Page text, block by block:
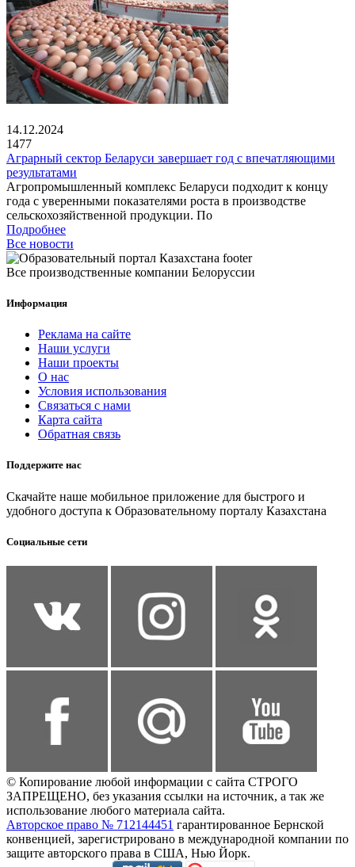
14.12.2024
1477
Аграрный сектор Беларуси завершает год с впечатляющими
результатами
Агропромышленный комплекс Беларуси подходит к концу
года с уверенными показателями роста в производстве
сельскохозяйственной продукции. По
Подробнее
Все новости
Все производственные компании Белоруссии
Информация
Реклама на сайте
Наши услуги
Наши проекты
О нас
Условия использования
Связаться с нами
Карта сайта
Обратная связь
Поддержите нас
Скачайте наше мобильное приложение для быстрого и
удобного доступа к Образовательному порталу Казахстана
Социальные сети
© Копирование любой информации с сайта СТРОГО
ЗАПРЕЩЕНО, без указания ссылки на источник, а так же
использование любого материала сайта.
Авторское право № 712144451 гарантированное Бернской
конвенцией, зарегистрировано в международной компании по
защите авторского права в США, Нью Йорк.